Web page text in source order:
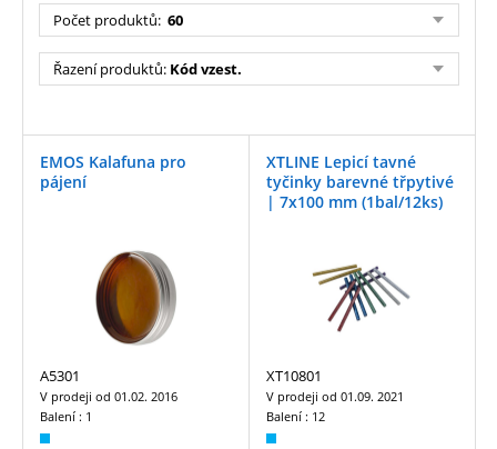
Počet produktů: 60
Řazení produktů: Kód vzest.
EMOS Kalafuna pro
pájení
A5301
V prodeji od 01.02. 2016
Balení : 1
XTLINE Lepicí tavné
tyčinky barevné třpytivé
| 7x100 mm (1bal/12ks)
XT10801
V prodeji od 01.09. 2021
Balení : 12